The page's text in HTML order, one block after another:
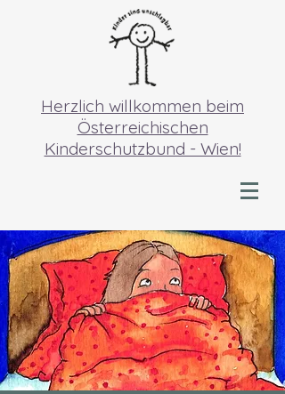
Herzlich willkommen beim
Österreichischen
Kinderschutzbund - Wien!